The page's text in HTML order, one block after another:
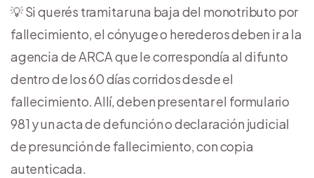
💡​ Si querés tramitar una baja del monotributo por
fallecimiento, el cónyuge o herederos deben ir a la
agencia de ARCA que le correspondía al difunto
dentro de los 60 días corridos desde el
fallecimiento. Allí, deben presentar el formulario
981 y un acta de defunción o declaración judicial
de presunción de fallecimiento, con copia
autenticada.